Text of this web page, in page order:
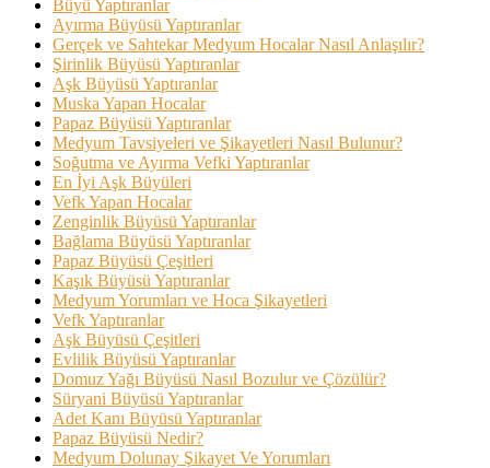
Büyü Yaptıranlar
Ayırma Büyüsü Yaptıranlar
Gerçek ve Sahtekar Medyum Hocalar Nasıl Anlaşılır?
Şirinlik Büyüsü Yaptıranlar
Aşk Büyüsü Yaptıranlar
Muska Yapan Hocalar
Papaz Büyüsü Yaptıranlar
Medyum Tavsiyeleri ve Şikayetleri Nasıl Bulunur?
Soğutma ve Ayırma Vefki Yaptıranlar
En İyi Aşk Büyüleri
Vefk Yapan Hocalar
Zenginlik Büyüsü Yaptıranlar
Bağlama Büyüsü Yaptıranlar
Papaz Büyüsü Çeşitleri
Kaşık Büyüsü Yaptıranlar
Medyum Yorumları ve Hoca Şikayetleri
Vefk Yaptıranlar
Aşk Büyüsü Çeşitleri
Evlilik Büyüsü Yaptıranlar
Domuz Yağı Büyüsü Nasıl Bozulur ve Çözülür?
Süryani Büyüsü Yaptıranlar
Adet Kanı Büyüsü Yaptıranlar
Papaz Büyüsü Nedir?
Medyum Dolunay Şikayet Ve Yorumları